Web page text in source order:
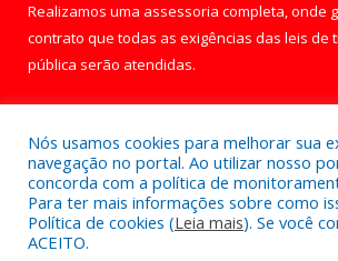
Realizamos uma assessoria completa, onde
contrato que todas as exigências das leis de
pública serão atendidas.
Todos os direitos reservados a Câmara
Nós usamos cookies para melhorar sua
navegação no portal. Ao utilizar nosso
concorda com a política de
Para ter mais informações sobre como
Política de cookies (Leia mais). Se você
ACEITO.